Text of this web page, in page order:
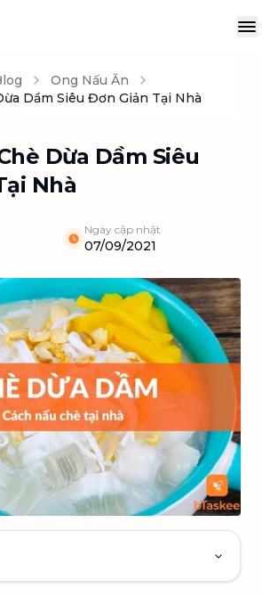
Ong Nấu Ăn
Dầm Siêu Đơn Giản Tại Nhà
Dừa Dầm Siêu
Nhà
Ngày cập nhật
07/09/2021